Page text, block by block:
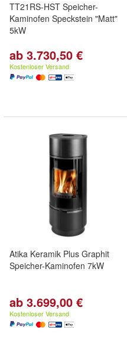
TT21RS-HST Speicher-
Kaminofen Speckstein "Matt"
5kW
ab 3.730,50 €
Kostenloser Versand
Atika Keramik Plus Graphit
Speicher-Kaminofen 7kW
ab 3.699,00 €
Kostenloser Versand